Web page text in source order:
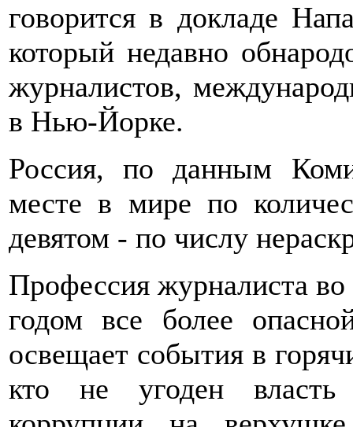
говорится в докладе
который недавно
журналистов,
в Нью-Йорке.
Россия, по данным
месте в мире по
девятом - по числу
Профессия журналиста
годом все более
освещает события в
кто не угоден